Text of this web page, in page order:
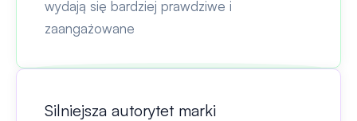
wydają się bardziej prawdziwe i
zaangażowane
Silniejsza autorytet marki